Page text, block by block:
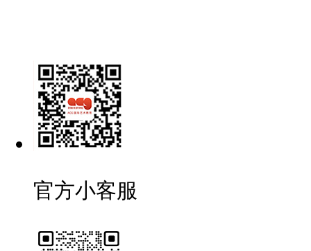
官方小客服